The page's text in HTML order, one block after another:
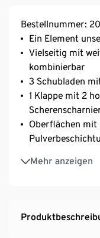
Bestellnummer:
Ein Element
Vielseitig mit
kombinierbar
3 Schubladen
1 Klappe mit 2
Oberflächen mit
Mehr anzeigen
Mit
Inkl.
Echtholzfurnier
Hinweis zu den